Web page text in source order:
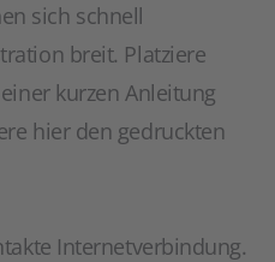
sich schnell
breit. Platziere
kurzen Anleitung
hier den gedruckten
Internetverbindung.